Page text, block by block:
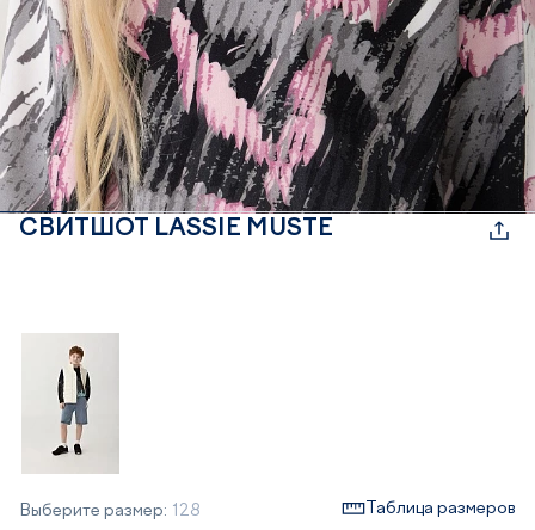
СВИТШОТ LASSIE MUSTE
Выберите размер: 128 Таблица размеров